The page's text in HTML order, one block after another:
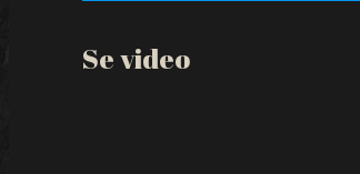
Se video